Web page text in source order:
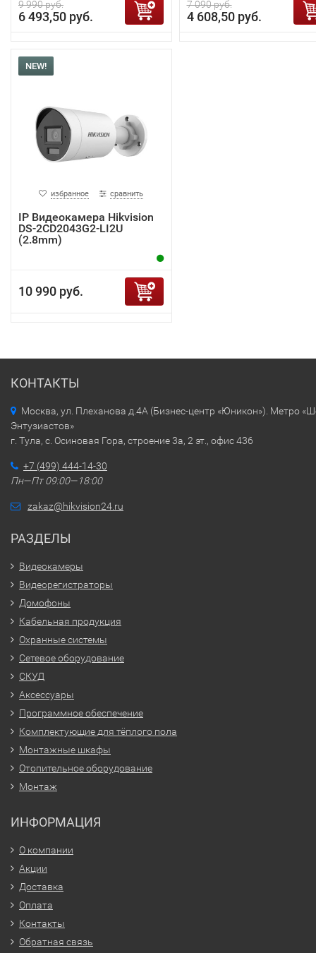
9 990 руб.
6 493,50 руб.
7 090 руб.
4 608,50 руб.
NEW!
избранное сравнить
IP Видеокамера Hikvision
DS-2CD2043G2-LI2U
(2.8mm)
10 990 руб.
КОНТАКТЫ
Москва, ул. Плеханова д.4А (Бизнес-центр «Юникон»). Метро
Энтузиастов»
г. Тула, с. Осиновая Гора, строение 3а, 2 эт., офис 436
+7 (499) 444-14-30
Пн—Пт 09:00—18:00
zakaz@hikvision24.ru
РАЗДЕЛЫ
Видеокамеры
Видеорегистраторы
Домофоны
Кабельная продукция
Охранные системы
Сетевое оборудование
СКУД
Аксессуары
Программное обеспечение
Комплектующие для тёплого пола
Монтажные шкафы
Отопительное оборудование
Монтаж
ИНФОРМАЦИЯ
О компании
Акции
Доставка
Оплата
Контакты
Обратная связь